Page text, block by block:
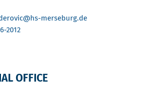
@hs-merseburg.de
2012
OFFICE